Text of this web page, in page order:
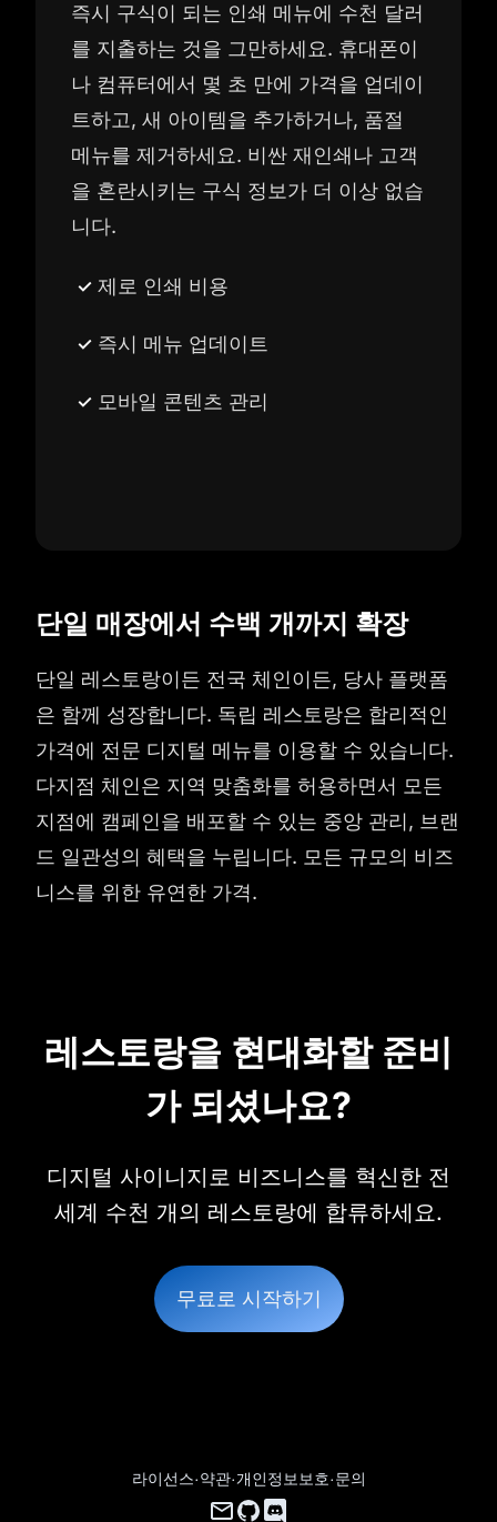
즉시 구식이 되는 인쇄 메뉴에 수천 달러
를 지출하는 것을 그만하세요. 휴대폰이
나 컴퓨터에서 몇 초 만에 가격을 업데이
트하고, 새 아이템을 추가하거나, 품절
메뉴를 제거하세요. 비싼 재인쇄나 고객
을 혼란시키는 구식 정보가 더 이상 없습
니다.
제로 인쇄 비용
즉시 메뉴 업데이트
모바일 콘텐츠 관리
단일 매장에서 수백 개까지 확장
단일 레스토랑이든 전국 체인이든, 당사 플랫폼
은 함께 성장합니다. 독립 레스토랑은 합리적인
가격에 전문 디지털 메뉴를 이용할 수 있습니다.
다지점 체인은 지역 맞춤화를 허용하면서 모든
지점에 캠페인을 배포할 수 있는 중앙 관리, 브랜
드 일관성의 혜택을 누립니다. 모든 규모의 비즈
니스를 위한 유연한 가격.
레스토랑을 현대화할 준비
가 되셨나요?
디지털 사이니지로 비즈니스를 혁신한 전
세계 수천 개의 레스토랑에 합류하세요.
무료로 시작하기
라이선스·약관·개인정보보호·문의